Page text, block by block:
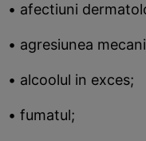
• afectiuni
• agresiunea
• alcoolul in exces;
• fumatul;